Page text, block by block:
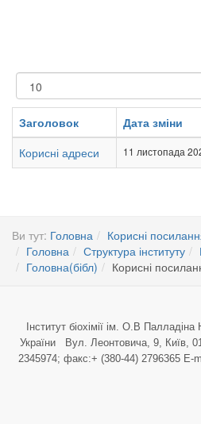
Показувати
Заголовок Дата зміни
Корисні адреси
11 листопада
Ви тут: Головна Корисні
Головна
Структура інституту
Головна(бібл)
Корисні
Інститут біохімії ім. О.В
України Вул. Леонтовича, 9, Київ,
2345974; факс:+ (380-44) 2796365 E-